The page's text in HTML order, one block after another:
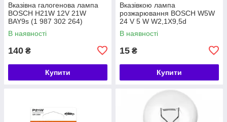
Вказівна галогенова лампа
BOSCH H21W 12V 21W
BAY9s (1 987 302 264)
В наявності
140 ₴
Купити
Вказівкою лампа
розжарювання BOSCH W5W
24 V 5 W W2,1X9,5d
(1987302518)
В наявності
15 ₴
Купити